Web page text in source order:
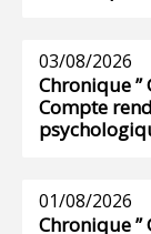
03/08/2026
Chronique ”
Compte
01/08/2026
Chronique ”